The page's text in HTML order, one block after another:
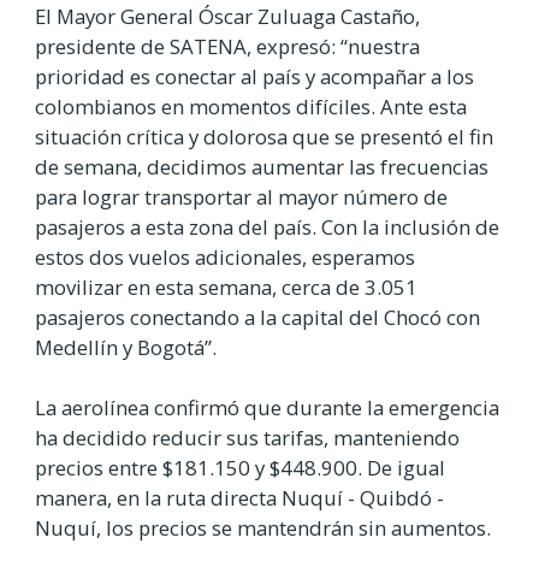
El Mayor General Óscar Zuluaga Castaño,
presidente de SATENA, expresó: “nuestra
prioridad es conectar al país y acompañar a los
colombianos en momentos difíciles. Ante esta
situación crítica y dolorosa que se presentó el fin
de semana, decidimos aumentar las frecuencias
para lograr transportar al mayor número de
pasajeros a esta zona del país. Con la inclusión de
estos dos vuelos adicionales, esperamos
movilizar en esta semana, cerca de 3.051
pasajeros conectando a la capital del Chocó con
Medellín y Bogotá”.
La aerolínea confirmó que durante la emergencia
ha decidido reducir sus tarifas, manteniendo
precios entre $181.150 y $448.900. De igual
manera, en la ruta directa Nuquí - Quibdó -
Nuquí, los precios se mantendrán sin aumentos.